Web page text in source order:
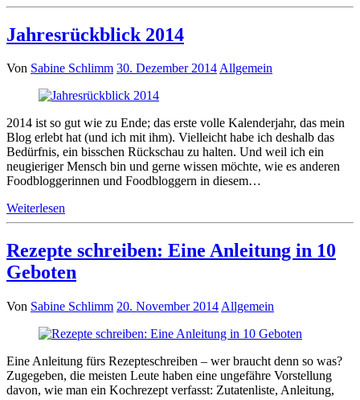
Jahresrückblick 2014
Von Sabine Schlimm 30. Dezember 2014Allgemein
2014 ist so gut wie zu Ende; das erste volle Kalenderjahr, das mein
Blog erlebt hat (und ich mit ihm). Vielleicht habe ich deshalb das
Bedürfnis, ein bisschen Rückschau zu halten. Und weil ich ein
neugieriger Mensch bin und gerne wissen möchte, wie es anderen
Foodbloggerinnen und Foodbloggern in diesem…
Weiterlesen
Rezepte schreiben: Eine Anleitung in 10
Geboten
Von Sabine Schlimm 20. November 2014 Allgemein
Eine Anleitung fürs Rezepteschreiben – wer braucht denn so was?
Zugegeben, die meisten Leute haben eine ungefähre Vorstellung
davon, wie man ein Kochrezept verfasst: Zutatenliste, Anleitung,